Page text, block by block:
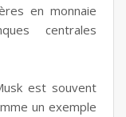
en monnaie
centrales
est souvent
un exemple